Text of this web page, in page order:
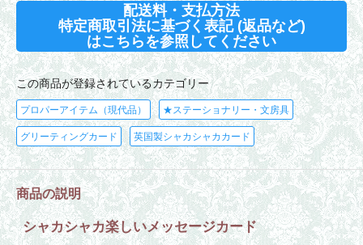
配送料・支払方法
特定商取引法に基づく表記 (返品など)
はこちらを参照してください
この商品が登録されているカテゴリー
プロパーアイテム（現代品） ★ステーショナリー・文房具
グリーティングカード 英国製シャカシャカカード
商品の説明
シャカシャカ楽しいメッセージカード